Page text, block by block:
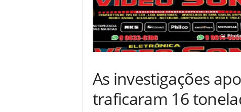
As investigações
traficaram 16